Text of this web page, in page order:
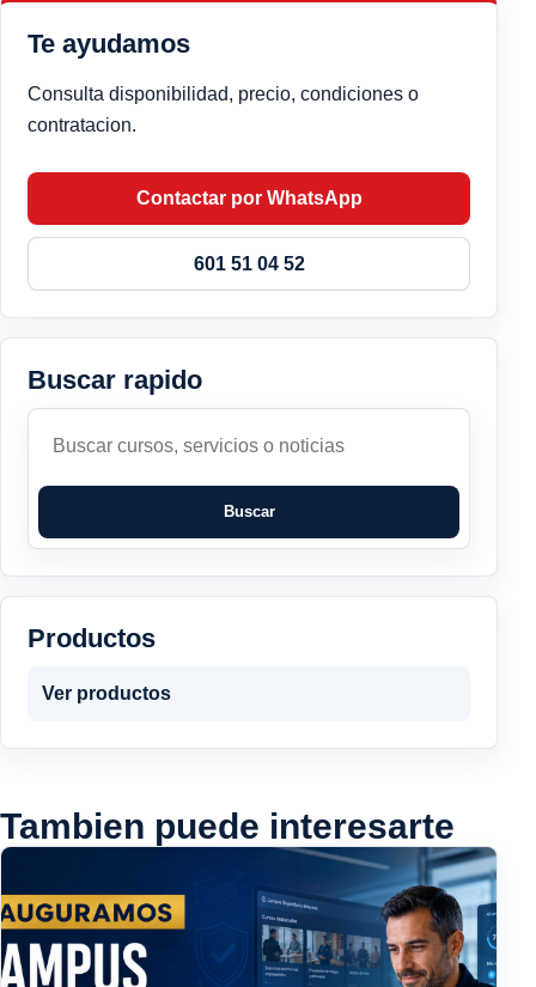
Te ayudamos
Consulta disponibilidad, precio, condiciones o
contratacion.
Contactar por WhatsApp
601 51 04 52
Buscar rapido
Buscar
Productos
Ver productos
Tambien puede interesarte